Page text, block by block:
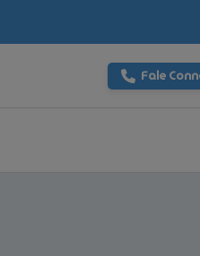
Fale